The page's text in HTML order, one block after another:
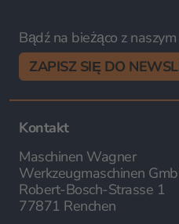
Bądź na bieżąco z
ZAPISZ SIĘ DO
Kontakt
Maschinen Wagner
Werkzeugmaschinen
Robert-Bosch-Strasse 1
77871 Renchen